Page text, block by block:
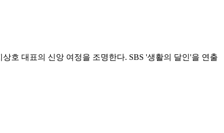
호 대표의 신앙 여정을 조명한다. SBS '생활의 달인'을 연출